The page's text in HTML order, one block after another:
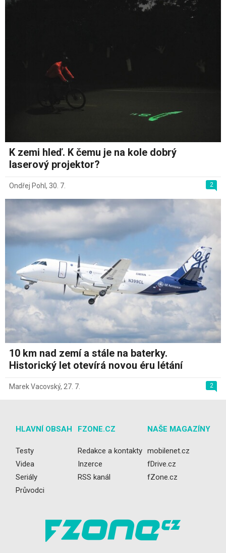
K zemi hleď. K čemu je na kole dobrý
laserový projektor?
2
Ondřej Pohl , 30. 7.
10 km nad zemí a stále na baterky.
Historický let otevírá novou éru létání
2
Marek Vacovský, 27. 7.
HLAVNÍ OBSAH
Testy
Videa
Seriály
Průvodci
FZONE.CZ
Redakce a kontakty
Inzerce
RSS kanál
NAŠE MAGAZÍNY
mobilenet.cz
fDrive.cz
fZone.cz